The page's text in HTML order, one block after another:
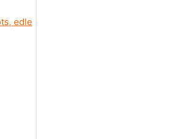
edle